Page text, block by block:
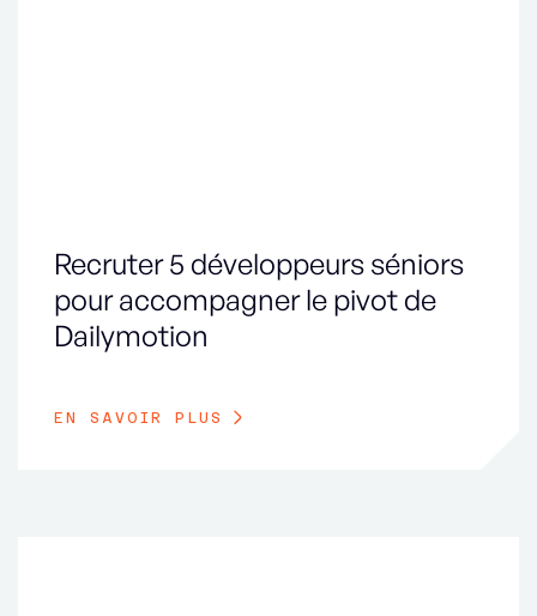
Recruter 5 développeurs séniors
pour accompagner le pivot de
Dailymotion
EN SAVOIR PLUS